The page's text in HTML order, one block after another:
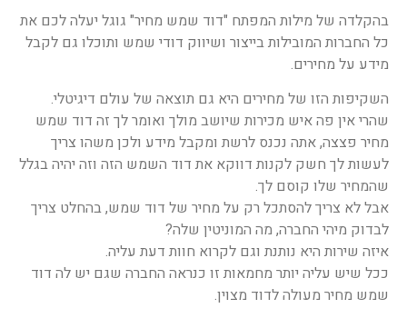
בהקלדה של מילות המפתח "דוד שמש מחיר" גוגל יעלה לכם את
כל החברות המובילות בייצור ושיווק דודי שמש ותוכלו גם לקבל
מידע על מחירים.
השקיפות הזו של מחירים היא גם תוצאה של עולם דיגיטלי.
שהרי אין פה איש מכירות שיושב מולך ואומר לך זה דוד שמש
מחיר פצצה, אתה נכנס לרשת ומקבל מידע ולכן משהו צריך
לעשות לך חשק לקנות דווקא את דוד השמש הזה וזה יהיה בגלל
שהמחיר שלו קוסם לך.
אבל לא צריך להסתכל רק על מחיר של דוד שמש, בהחלט צריך
לבדוק מיהי החברה, מה המוניטין שלה?
איזה שירות היא נותנת וגם לקרוא חוות דעת עליה.
ככל שיש עליה יותר מחמאות זו כנראה החברה שגם יש לה דוד
שמש מחיר מעולה לדוד מצוין.